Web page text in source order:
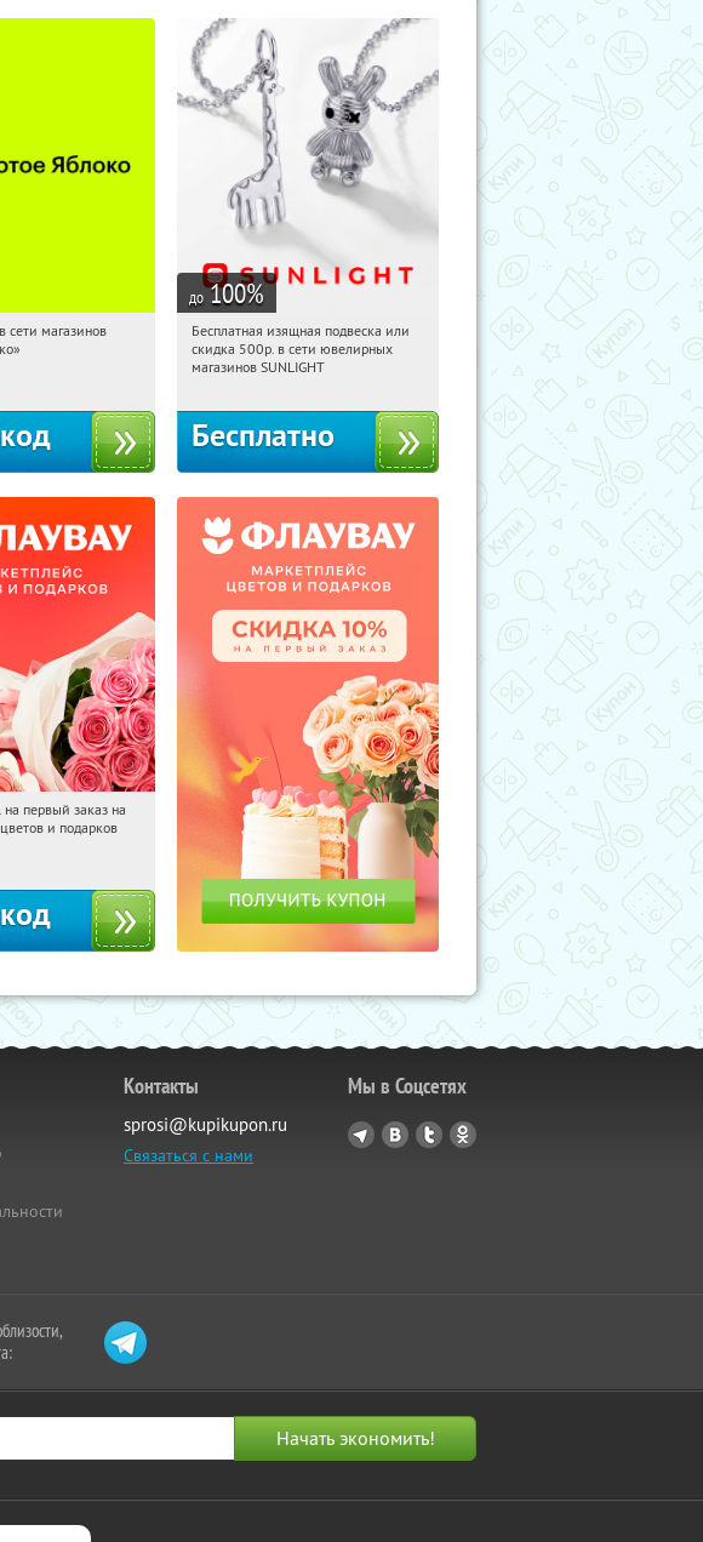
Получи первым!
сети магазинов
до 100%
12:29:07 Получили:
Россия
Бесплатная изящная подвеска или
скидка 500р. в сети ювелирных
магазинов SUNLIGHT
Бесплатно
Получили:
первый заказ на
и подарков
Контакты
sprosi@kupikupon.ru
Связаться с нами
Мы в Соцсетях